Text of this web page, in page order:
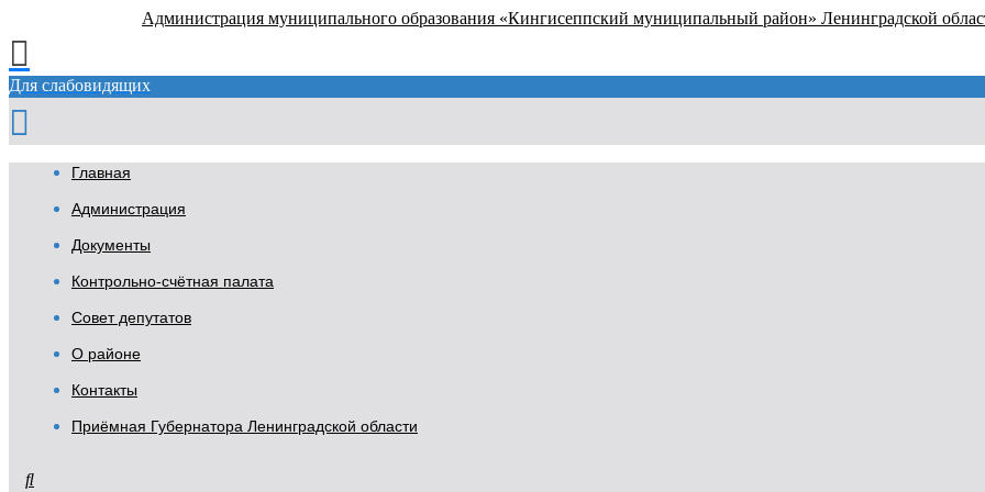
Администрация муниципального образования «Кингисеппский муниципальный район» Ленинградской
Для слабовидящих
Главная
Администрация
Документы
Контрольно-счётная палата
Совет депутатов
О районе
Контакты
Приёмная Губернатора Ленинградской области